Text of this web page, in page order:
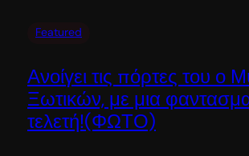
Featured
Ανοίγει τις πόρτες του ο
Ξωτικών, με μια
τελετή!(ΦΩΤΟ)